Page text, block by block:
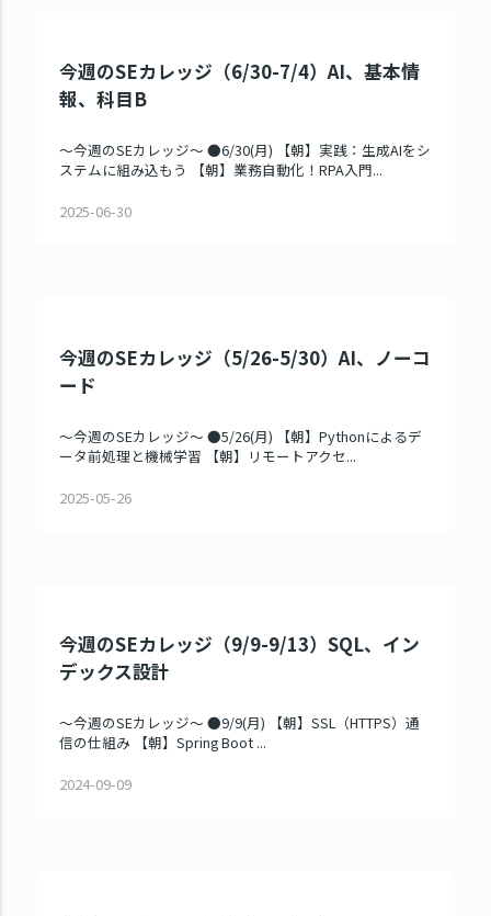
今週のSEカレッジ（6/30-7/4）AI、基本情
報、科目B
～今週のSEカレッジ～ ●6/30(月) 【朝】実践：生成AIをシ
ステムに組み込もう 【朝】業務自動化！RPA入門...
2025-06-30
今週のSEカレッジ（5/26-5/30）AI、ノーコ
ード
～今週のSEカレッジ～ ●5/26(月) 【朝】Pythonによるデ
ータ前処理と機械学習 【朝】リモートアクセ...
2025-05-26
今週のSEカレッジ（9/9-9/13）SQL、イン
デックス設計
～今週のSEカレッジ～ ●9/9(月) 【朝】SSL（HTTPS）通
信の仕組み 【朝】Spring Boot ...
2024-09-09